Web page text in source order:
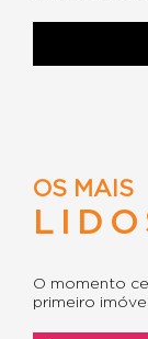
OS MAIS
O momento
primeiro imóvel